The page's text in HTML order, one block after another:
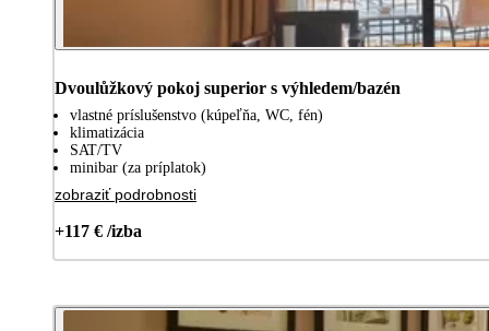
Dvoulůžkový pokoj superior s výhledem/bazén
vlastné príslušenstvo (kúpeľňa, WC, fén)
klimatizácia
SAT/TV
minibar (za príplatok)
zobraziť podrobnosti
+117 € /izba